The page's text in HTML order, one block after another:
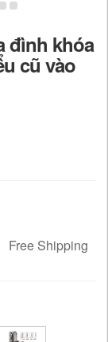
đình khóa
cũ vào
Free Shipping